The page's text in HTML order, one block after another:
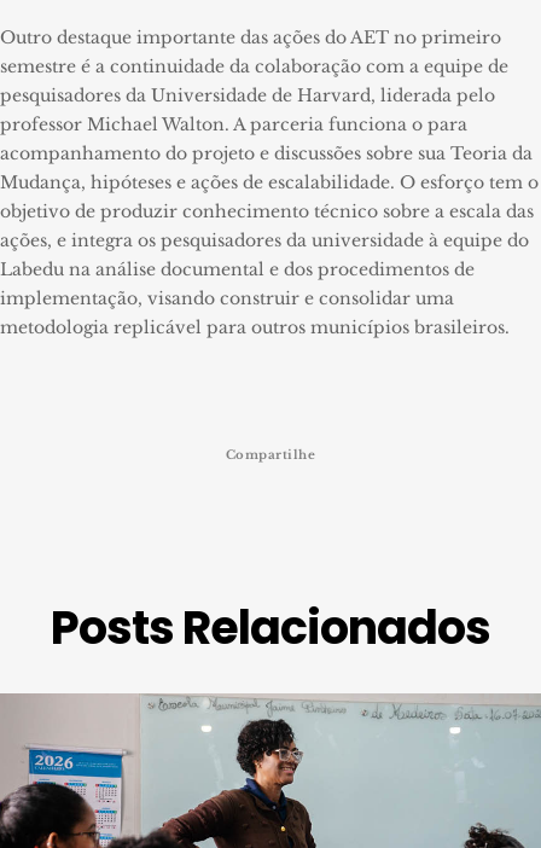
Outro destaque importante das ações do AET no primeiro
semestre é a continuidade da colaboração com a equipe de
pesquisadores da Universidade de Harvard, liderada pelo
professor Michael Walton. A parceria funciona o para
acompanhamento do projeto e discussões sobre sua Teoria da
Mudança, hipóteses e ações de escalabilidade. O esforço tem o
objetivo de produzir conhecimento técnico sobre a escala das
ações, e integra os pesquisadores da universidade à equipe do
Labedu na análise documental e dos procedimentos de
implementação, visando construir e consolidar uma
metodologia replicável para outros municípios brasileiros.
Compartilhe
Posts Relacionados